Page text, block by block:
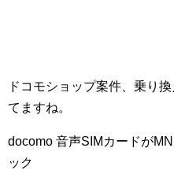
ドコモショップ案件、乗り
てますね。
docomo 音声SIMカードが
ック